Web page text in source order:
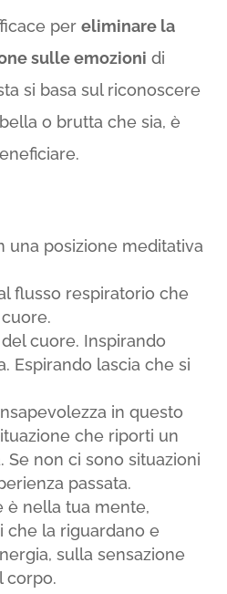
per eliminare la
sulle emozioni di
si basa sul riconoscere
o brutta che sia, è
una posizione meditativa
flusso respiratorio che
cuore. Inspirando
Espirando lascia che si
in questo
che riporti un
Se non ci sono situazioni
passata.
è nella tua mente,
che la riguardano e
sulla sensazione
corpo.